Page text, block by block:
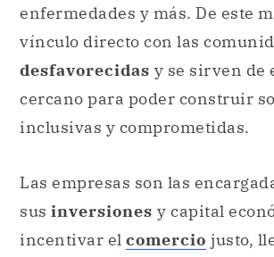
enfermedades y más. De este
vínculo directo con las
desfavorecidas y se sirven de
cercano para poder construir
inclusivas y comprometidas.
Las empresas son las
sus inversiones y capital
incentivar el comercio justo,